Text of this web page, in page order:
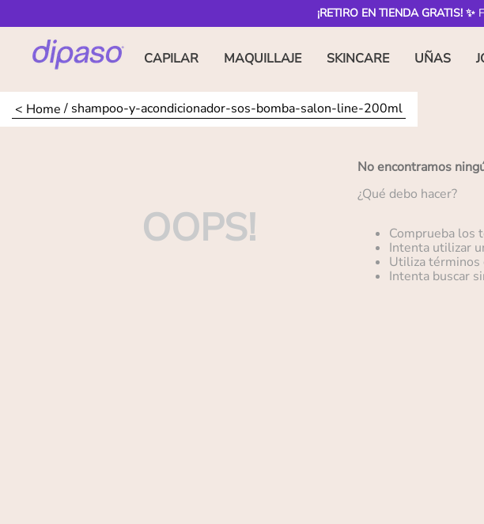
¡RETIRO EN TIENDA GRATIS! ✨
CAPILAR MAQUILLAJE SKINCARE UÑAS
shampoo-y-acondicionador-sos-bomba-salon-line-200ml
OOPS!
No encontramos
¿Qué debo hacer?
Comprueba los
Intenta utilizar
Utiliza términos
Intenta buscar